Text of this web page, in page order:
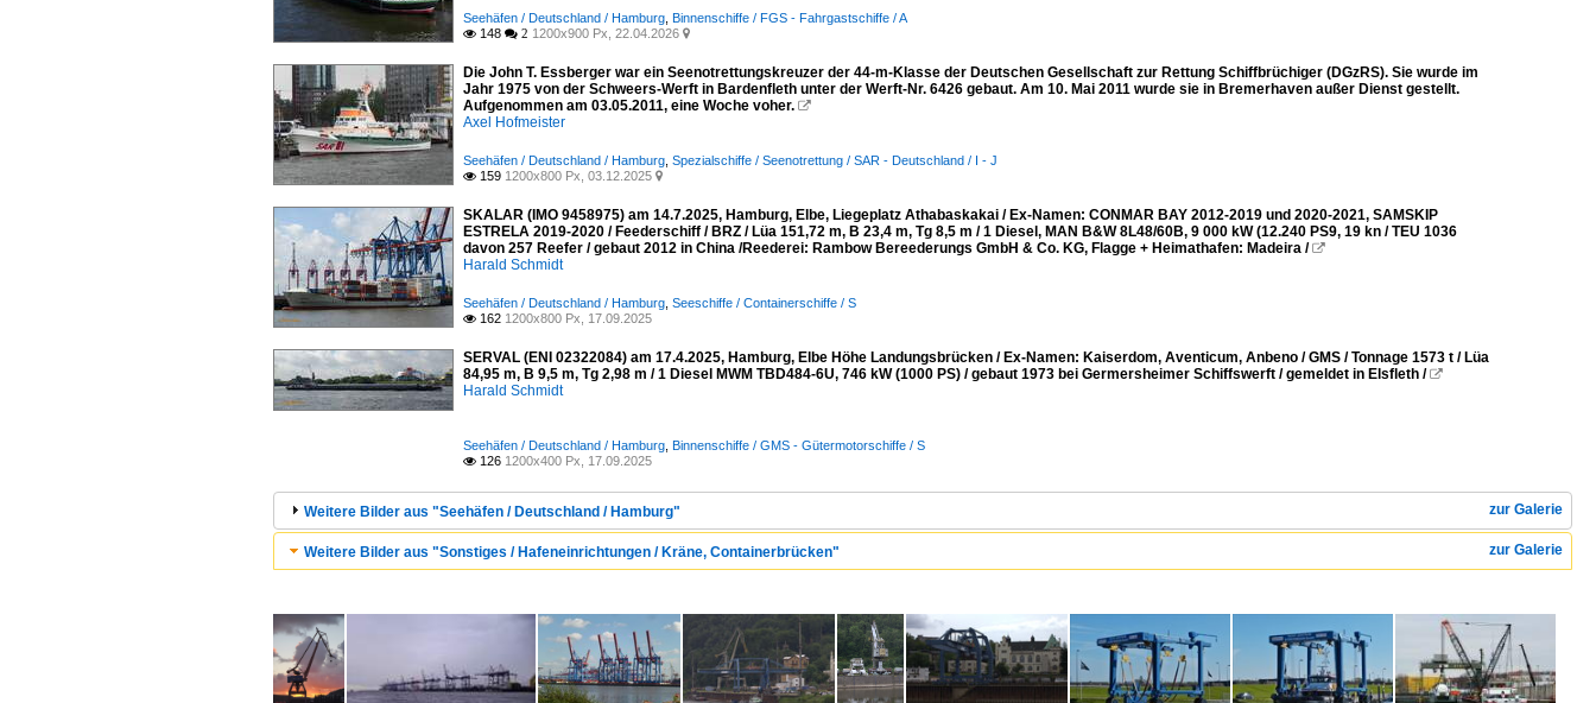
Seehäfen / Deutschland / Hamburg Binnenschiffe / FGS - Fahrgastschiffe / A
 148  2 1200x900 Px, 22.04.2026 
Die John T. Essberger war ein Seenotrettungskreuzer der 44-m-Klasse der Deutschen Gesellschaft zur Rettung Schiffbrüchiger (DGzRS). Sie wurde im
Jahr 1975 von der Schweers-Werft in Bardenfleth unter der Werft-Nr. 6426 gebaut. Am 10. Mai 2011 wurde sie in Bremerhaven außer Dienst gestellt.
Aufgenommen am 03.05.2011, eine Woche voher. 
Axel Hofmeister
Seehäfen / Deutschland / Hamburg Spezialschiffe / Seenotrettung / SAR - Deutschland / I - J
 159 1200x800 Px, 03.12.2025 
SKALAR (IMO 9458975) am 14.7.2025, Hamburg, Elbe, Liegeplatz Athabaskakai / Ex-Namen: CONMAR BAY 2012-2019 und 2020-2021, SAMSKIP
ESTRELA 2019-2020 / Feederschiff / BRZ / Lüa 151,72 m, B 23,4 m, Tg 8,5 m / 1 Diesel, MAN B&W 8L48/60B, 9 000 kW (12.240 PS9, 19 kn / TEU 1036
davon 257 Reefer / gebaut 2012 in China /Reederei: Rambow Bereederungs GmbH & Co. KG, Flagge + Heimathafen: Madeira /
Harald Schmidt
Seehäfen / Deutschland / Hamburg Seeschiffe / Containerschiffe / S
 162 1200x800 Px, 17.09.2025
SERVAL (ENI 02322084) am 17.4.2025, Hamburg, Elbe Höhe Landungsbrücken / Ex-Namen: Kaiserdom, Aventicum, Anbeno / GMS / Tonnage 1573 t / Lüa
84,95 m, B 9,5 m, Tg 2,98 m / 1 Diesel MWM TBD484-6U, 746 kW (1000 PS) / gebaut 1973 bei Germersheimer Schiffswerft / gemeldet in Elsfleth /
Harald Schmidt
Seehäfen / Deutschland / Hamburg Binnenschiffe / GMS - Gütermotorschiffe / S
 126 1200x400 Px, 17.09.2025
zur Galerie
Weitere Bilder aus "Seehäfen / Deutschland / Hamburg"
zur Galerie
Weitere Bilder aus "Sonstiges / Hafeneinrichtungen / Kräne, Containerbrücken"